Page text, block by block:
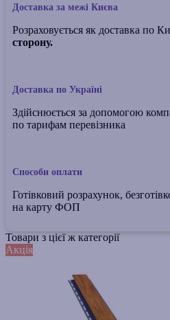
Доставка за межі Києва
Розраховується як доставка по
сторону.
Доставка по Україні
Здійснюється за допомогою
по тарифам перевізника
Способи оплати
Готівковий розрахунок,
на карту ФОП
Товари з цієї ж категорії
Акція